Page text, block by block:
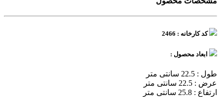
کد کارخانه : 2466
ابعاد محصول :
طول : 22.5 سانتی متر
عرض : 22.5 سانتی متر
ارتفاع : 25.8 سانتی متر